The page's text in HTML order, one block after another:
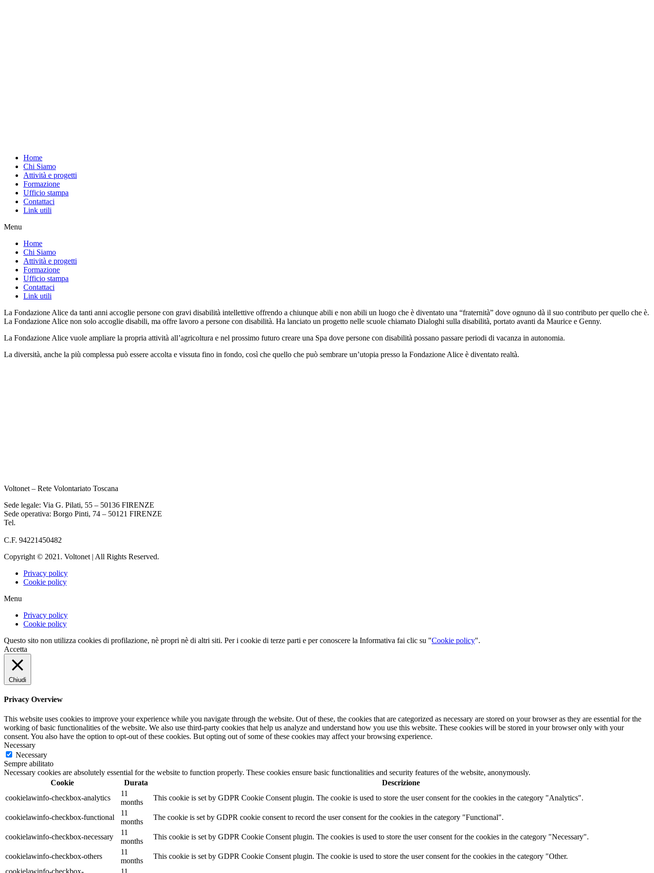
Home
Chi Siamo
Attività e progetti
Formazione
Ufficio stampa
Contattaci
Link utili
Menu
Home
Chi Siamo
Attività e progetti
Formazione
Ufficio stampa
Contattaci
Link utili
La Fondazione Alice da tanti anni accoglie persone con gravi disabilità intellettive offrendo a chiunque abili e non abili un luogo che è diventato una “fraternità” dove ognuno dà il suo contributo per quello che è.
La Fondazione Alice non solo accoglie disabili, ma offre lavoro a persone con disabilità. Ha lanciato un progetto nelle scuole chiamato Dialoghi sulla disabilità, portato avanti da Maurice e Genny.
La Fondazione Alice vuole ampliare la propria attività all’agricoltura e nel prossimo futuro creare una Spa dove persone con disabilità possano passare periodi di vacanza in autonomia.
La diversità, anche la più complessa può essere accolta e vissuta fino in fondo, così che quello che può sembrare un’utopia presso la Fondazione Alice è diventato realtà.
Voltonet – Rete Volontariato Toscana
Sede legale: Via G. Pilati, 55 – 50136 FIRENZE
Sede operativa: Borgo Pinti, 74 – 50121 FIRENZE
Tel.
C.F. 94221450482
Copyright © 2021. Voltonet | All Rights Reserved.
Privacy policy
Cookie policy
Menu
Privacy policy
Cookie policy
Questo sito non utilizza cookies di profilazione, nè propri nè di altri siti. Per i cookie di terze parti e per conoscere la Informativa fai clic su "Cookie policy".
Accetta
Chiudi
Privacy Overview
This website uses cookies to improve your experience while you navigate through the website. Out of these, the cookies that are categorized as necessary are stored on your browser as they are essential for the
working of basic functionalities of the website. We also use third-party cookies that help us analyze and understand how you use this website. These cookies will be stored in your browser only with your
consent. You also have the option to opt-out of these cookies. But opting out of some of these cookies may affect your browsing experience.
Necessary
Necessary
Sempre abilitato
Necessary cookies are absolutely essential for the website to function properly. These cookies ensure basic functionalities and security features of the website, anonymously.
Cookie
Durata
Descrizione
cookielawinfo-checkbox-analytics
11
months
This cookie is set by GDPR Cookie Consent plugin. The cookie is used to store the user consent for the cookies in the category "Analytics".
cookielawinfo-checkbox-functional
11
months
The cookie is set by GDPR cookie consent to record the user consent for the cookies in the category "Functional".
cookielawinfo-checkbox-necessary
11
months
This cookie is set by GDPR Cookie Consent plugin. The cookies is used to store the user consent for the cookies in the category "Necessary".
cookielawinfo-checkbox-others
11
months
This cookie is set by GDPR Cookie Consent plugin. The cookie is used to store the user consent for the cookies in the category "Other.
cookielawinfo-checkbox-
11